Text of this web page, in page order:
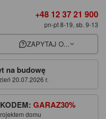
+48 12 37 21 900
pn-pt 8-19, sb. 9-13
ZAPYTAJ O...
na budowę
20.07.2026 r.
GARAZ30%
domu